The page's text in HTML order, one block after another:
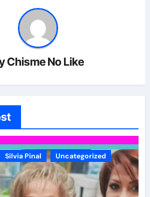
Chisme No Like
Silvia Pinal Uncategorized